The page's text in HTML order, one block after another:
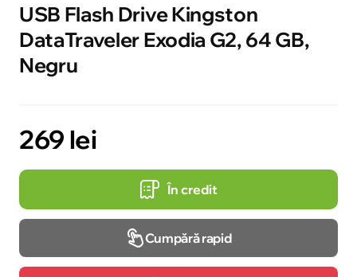
USB Flash Drive Kingston
DataTraveler Exodia G2, 64 GB,
Negru
269 lei
În credit
Cumpără rapid